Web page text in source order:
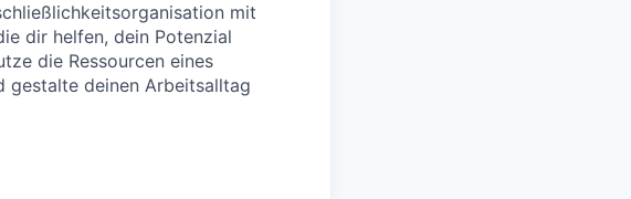
mit
dir helfen, dein Potenzial
die Ressourcen eines
gestalte deinen Arbeitsalltag